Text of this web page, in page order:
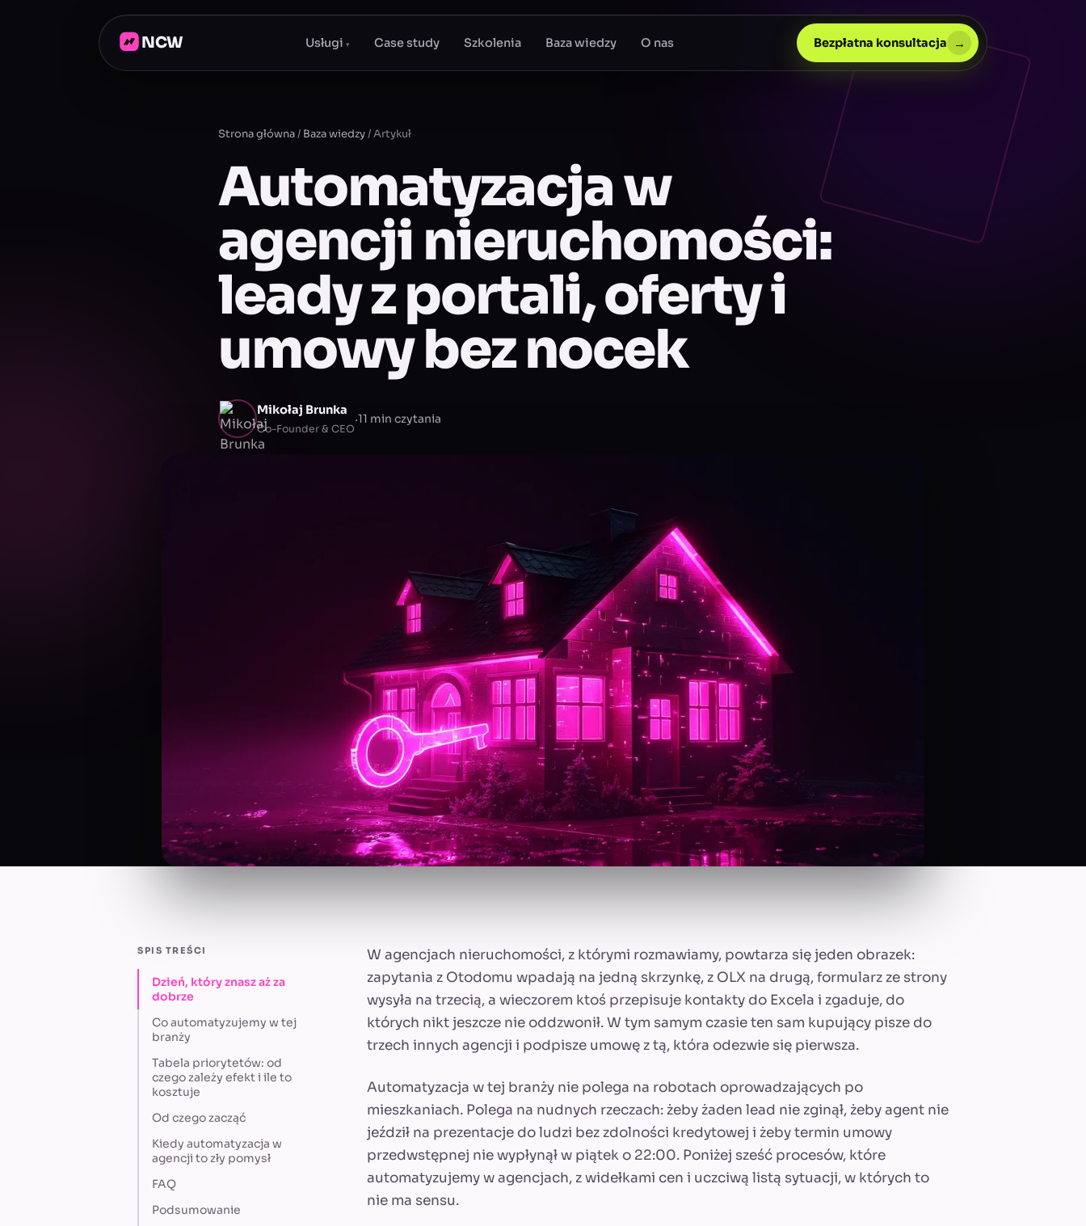
NCW Usługi▾ Case study Szkolenia Baza wiedzy O nas Bezpłatna konsultacja →
Strona główna/ Baza wiedzy/Artykuł
Automatyzacja w
agencji nieruchomości:
leady z portali, oferty i
umowy bez nocek
Mikołaj Brunka
Co-Founder & CEO
·11 min czytania
SPIS TREŚCI
Dzień, który znasz aż za
dobrze
Co automatyzujemy w tej
branży
Tabela priorytetów: od
czego zależy efekt i ile to
kosztuje
Od czego zacząć
Kiedy automatyzacja w
agencji to zły pomysł
FAQ
Podsumowanie
W agencjach nieruchomości, z którymi rozmawiamy, powtarza się jeden obrazek:
zapytania z Otodomu wpadają na jedną skrzynkę, z OLX na drugą, formularz ze strony
wysyła na trzecią, a wieczorem ktoś przepisuje kontakty do Excela i zgaduje, do
których nikt jeszcze nie oddzwonił. W tym samym czasie ten sam kupujący pisze do
trzech innych agencji i podpisze umowę z tą, która odezwie się pierwsza.
Automatyzacja w tej branży nie polega na robotach oprowadzających po
mieszkaniach. Polega na nudnych rzeczach: żeby żaden lead nie zginął, żeby agent nie
jeździł na prezentacje do ludzi bez zdolności kredytowej i żeby termin umowy
przedwstępnej nie wypłynął w piątek o 22:00. Poniżej sześć procesów, które
automatyzujemy w agencjach, z widełkami cen i uczciwą listą sytuacji, w których to
nie ma sensu.